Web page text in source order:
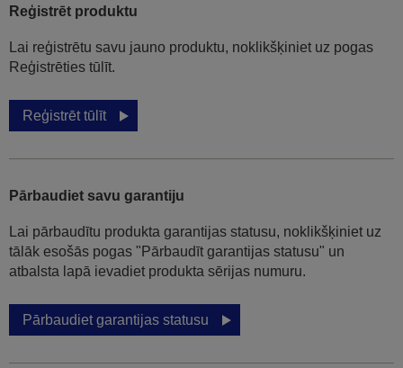
Reģistrēt produktu
Lai reģistrētu savu jauno produktu, noklikšķiniet uz pogas
Reģistrēties tūlīt.
Reģistrēt tūlīt
Pārbaudiet savu garantiju
Lai pārbaudītu produkta garantijas statusu, noklikšķiniet uz
tālāk esošās pogas "Pārbaudīt garantijas statusu" un
atbalsta lapā ievadiet produkta sērijas numuru.
Pārbaudiet garantijas statusu